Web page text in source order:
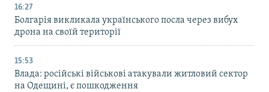
16:27
Болгарія викликала українського посла через вибух
дрона на своїй території
15:53
Влада: російські військові атакували житловий сектор
на Одещині, є пошкодження